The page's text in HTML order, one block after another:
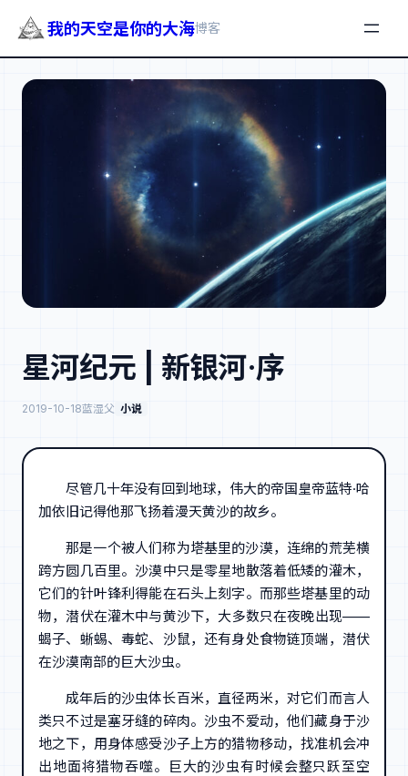
我的天空是你的大海博客
星河纪元 | 新银河·序
2019-10-18蓝湿父 小说
尽管几十年没有回到地球，伟大的帝国皇帝蓝特·哈
加依旧记得他那飞扬着漫天黄沙的故乡。
那是一个被人们称为塔基里的沙漠，连绵的荒芜横
跨方圆几百里。沙漠中只是零星地散落着低矮的灌木，
它们的针叶锋利得能在石头上刻字。而那些塔基里的动
物，潜伏在灌木中与黄沙下，大多数只在夜晚出现——
蝎子、蜥蜴、毒蛇、沙鼠，还有身处食物链顶端，潜伏
在沙漠南部的巨大沙虫。
成年后的沙虫体长百米，直径两米，对它们而言人
类只不过是塞牙缝的碎肉。沙虫不爱动，他们藏身于沙
地之下，用身体感受沙子上方的猎物移动，找准机会冲
出地面将猎物吞噬。巨大的沙虫有时候会整只跃至空